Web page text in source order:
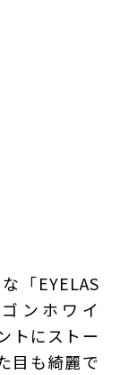
「EYELAS
ンホワイ
トにストー
目も綺麗で